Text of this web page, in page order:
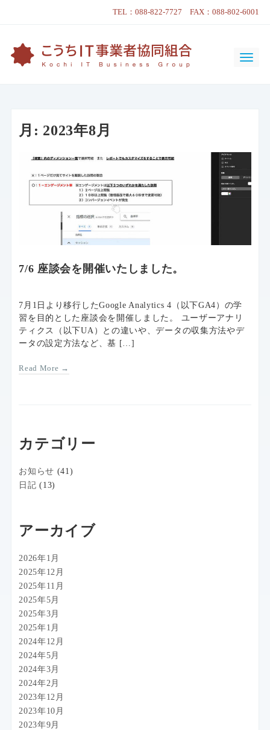
TEL：088-822-7727 FAX：088-802-6001
月: 2023年8月
7/6 座談会を開催いたしました。
7月1日より移行したGoogle Analytics 4（以下GA4）の学
習を目的とした座談会を開催しました。 ユーザーアナリ
ティクス（以下UA）との違いや、データの収集方法やデ
ータの設定方法など、基 […]
Read More →
カテゴリー
お知らせ (41)
日記 (13)
アーカイブ
2026年1月
2025年12月
2025年11月
2025年5月
2025年3月
2025年1月
2024年12月
2024年5月
2024年3月
2024年2月
2023年12月
2023年10月
2023年9月